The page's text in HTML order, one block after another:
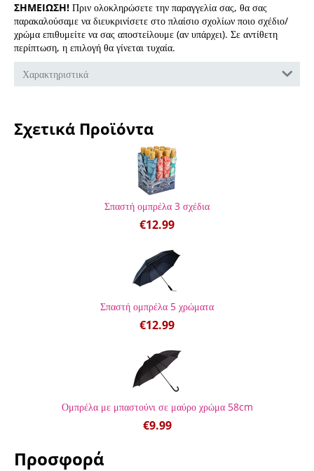
ΣΗΜΕΙΩΣΗ! Πριν ολοκληρώσετε την παραγγελία σας, θα σας
παρακαλούσαμε να διευκρινίσετε στο πλαίσιο σχολίων ποιο σχέδιο/
χρώμα επιθυμείτε να σας αποστείλουμε (αν υπάρχει). Σε αντίθετη
περίπτωση, η επιλογή θα γίνεται τυχαία.
Χαρακτηριστικά
Σχετικά Προϊόντα
Σπαστή ομπρέλα 3 σχέδια
€12.99
Σπαστή ομπρέλα 5 χρώματα
€12.99
Ομπρέλα με μπαστούνι σε μαύρο χρώμα 58cm
€9.99
Προσφορά